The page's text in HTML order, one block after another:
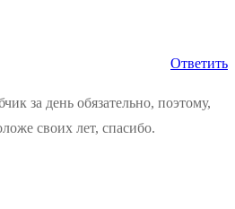
Ответить
за день обязательно, поэтому,
своих лет, спасибо.